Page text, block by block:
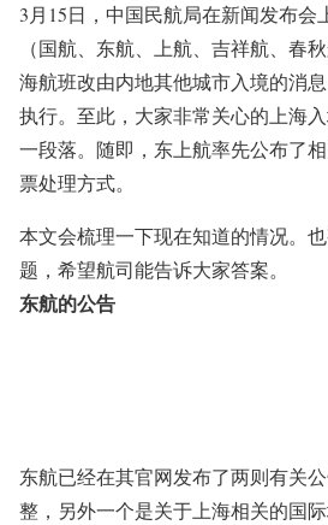
3月15日，中国民航局在新闻发布会
（国航、东航、上航、吉祥航、春
海航班改由内地其他城市入境的消
执行。至此，大家非常关心的上海
一段落。随即，东上航率先公布了
票处理方式。
本文会梳理一下现在知道的情况。
题，希望航司能告诉大家答案。
东航的公告
东航已经在其官网发布了两则有关
整，另外一个是关于上海相关的国